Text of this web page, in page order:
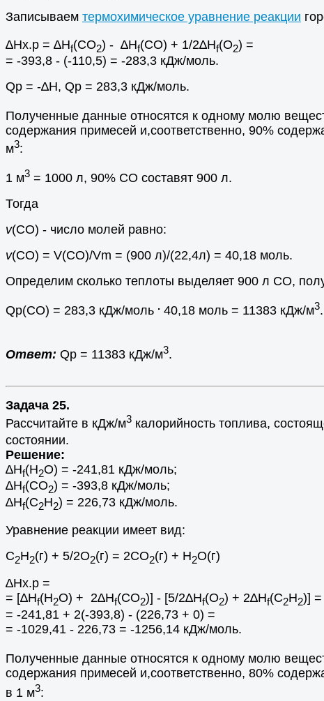
Записываем термохимическое уравнение реакции
∆Hх.р = ∆Нf(CO2) - ∆Нf(CO) + 1/2∆Нf(O2) =
= -393,8 - (-110,5) = -283,3 кДж/моль.
Qр = -∆H, Qр = 283,3 кДж/моль.
Полученные данные относятся к одному молю
содержания примесей и,соответственно, 90%
м3:
1 м3 = 1000 л, 90% СО составят 900 л.
Тогда
v(СО) - число молей равно:
v(СО) = V(СО)/Vm = (900 л)/(22,4л) = 40,18 моль.
Определим сколько теплоты выделяет 900 л СО,
Qр(СО) = 283,3 кДж/моль . 40,18 моль = 11383 кДж/м3.
Ответ: Qр = 11383 кДж/м3.
Задача 25.
Рассчитайте в кДж/м3 калорийность топлива,
состоянии.
Решение:
∆Нf(Н2O) = -241,81 кДж/моль;
∆Нf(CO2) = -393,8 кДж/моль;
∆Нf(С2Н2) = 226,73 кДж/моль.
Уравнение реакции имеет вид:
С2Н2(г) + 5/2О2(г) = 2СО2(г) + Н2О(г)
∆Hх.р =
= [∆Нf(Н2O) + 2∆Нf(CO2)] - [5/2∆Нf(O2) + 2∆Нf(С2Н2)] =
= -241,81 + 2(-393,8) - (226,73 + 0) =
= -1029,41 - 226,73 = -1256,14 кДж/моль.
Полученные данные относятся к одному молю
содержания примесей и,соответственно, 80%
в 1 м3: